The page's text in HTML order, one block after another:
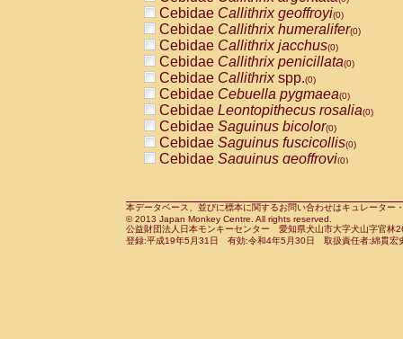
PitheciidaeCallicebusspp.(0)
PitheciidaeChiropotes satanas(0)
PitheciidaePithecia monachus
PitheciidaePithecia pithecia(0)
CercopithecidaeCercocebus agilis
CercopithecidaeCercocebus
CercopithecidaeCercocebus
CercopithecidaeCercocebus
CercopithecidaeCercocebus
CercopithecidaeCercocebushybrid
CercopithecidaePapio anubis(0)
CercopithecidaePapio cynocephalus
CercopithecidaePapio hamadryas(0)
Cebidae Callithrix geoffroyi(0)
Cebidae Callithrix humeralifer(0)
Cebidae Callithrix jacchus(0)
Cebidae Callithrix penicillata(0)
Cebidae Callithrixspp.(0)
Cebidae Cebuella pygmaea(0)
Cebidae Leontopithecus rosalia(0)
Cebidae Saguinus bicolor(0)
Cebidae Saguinus fuscicollis(0)
Cebidae Saguinus geoffroyi(0)
CebidaeSaguinus leucopus(0)
CebidaeSaguinus midas(0)
Cebidae Saguinus mystax(0)
本データベース、並びに標本に関するお問い合わせはキュレータ
© 2013 Japan Monkey Centre. All rights reserved.
公益財団法人日本モンキーセンター 愛知県犬山市大字犬山字官
登録:平成19年5月31日 有効:令和4年5月30日 取扱責任者:綿貫宏